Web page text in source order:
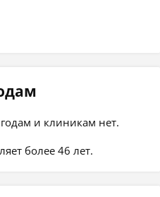
и клиникам нет.
более 46 лет.